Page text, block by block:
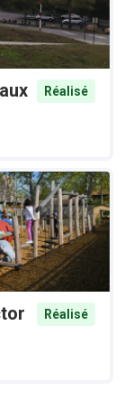
Réalisé
Réalisé